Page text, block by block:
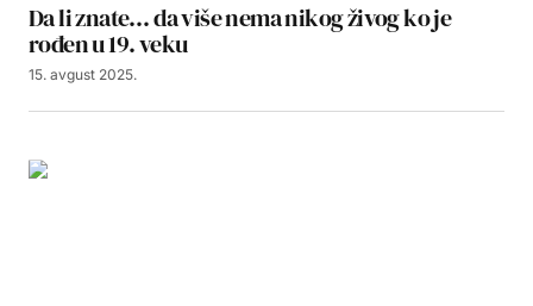
Da li znate… da više nema nikog živog ko je
rođen u 19. veku
15. avgust 2025.